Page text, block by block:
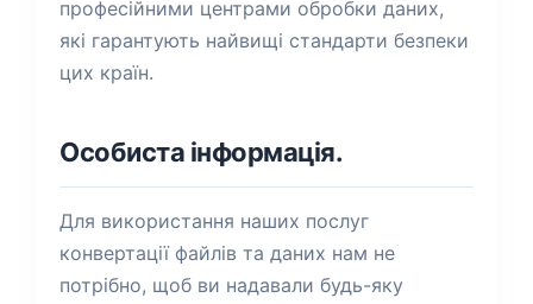
професійними центрами обробки даних,
які гарантують найвищі стандарти безпеки
цих країн.
Особиста інформація.
Для використання наших послуг
конвертації файлів та даних нам не
потрібно, щоб ви надавали будь-яку